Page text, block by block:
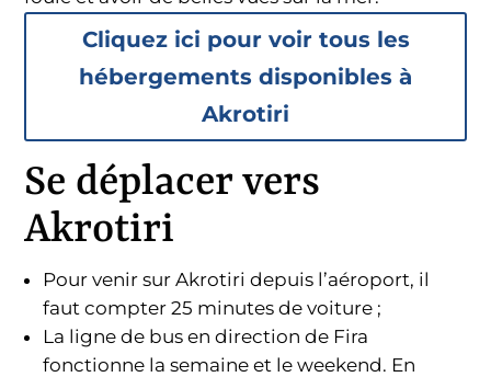
Cliquez ici pour voir tous les
hébergements disponibles à
Akrotiri
Se déplacer vers
Akrotiri
Pour venir sur Akrotiri depuis l’aéroport, il
faut compter 25 minutes de voiture ;
La ligne de bus en direction de Fira
fonctionne la semaine et le weekend. En